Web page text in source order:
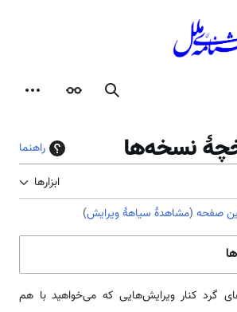
جستجوظاهر
نسخه‌ها
راهنما
ابزارها
صفحه (مشاهدهٔ سیاههٔ ویرایش)
گرد کنار ویرایش‌هایی که می‌خواهید با هم